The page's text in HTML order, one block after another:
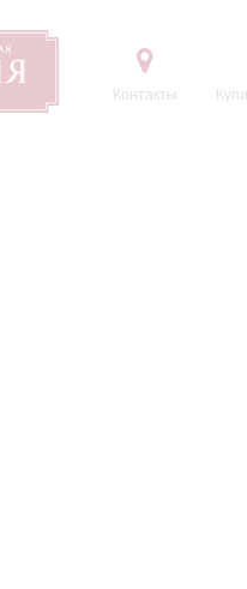
Контакты